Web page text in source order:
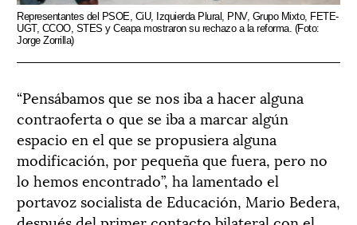
Representantes del PSOE, CiU, Izquierda Plural, PNV, Grupo Mixto, FETE-
UGT, CCOO, STES y Ceapa mostraron su rechazo a la reforma. (Foto:
Jorge Zorrilla)
“Pensábamos que se nos iba a hacer alguna
contraoferta o que se iba a marcar algún
espacio en el que se propusiera alguna
modificación, por pequeña que fuera, pero no
lo hemos encontrado”, ha lamentado el
portavoz socialista de Educación, Mario Bedera,